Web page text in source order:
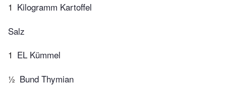
1 Kilogramm Kartoffel
Salz
1 EL Kümmel
½ Bund Thymian